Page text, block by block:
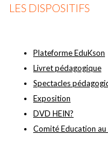
LES DISPOSITIFS
Plateforme EduKson
Livret pédagogique
Spectacles
Exposition
DVD HEIN?
Comité Education